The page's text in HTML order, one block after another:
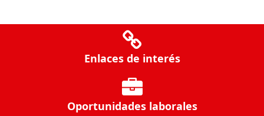
Enlaces de interés
Oportunidades laborales